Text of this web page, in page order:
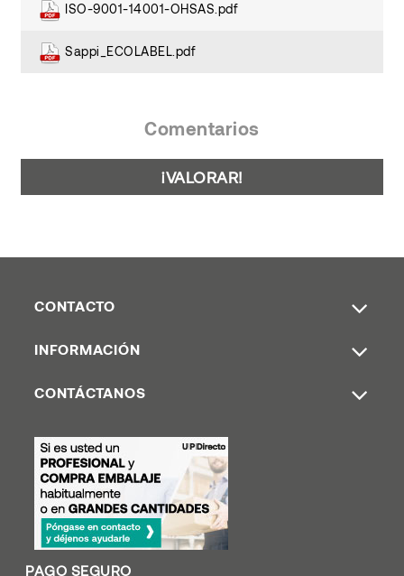
ISO-9001-14001-OHSAS.pdf
Sappi_ECOLABEL.pdf
Comentarios
¡VALORAR!
CONTACTO
INFORMACIÓN
CONTÁCTANOS